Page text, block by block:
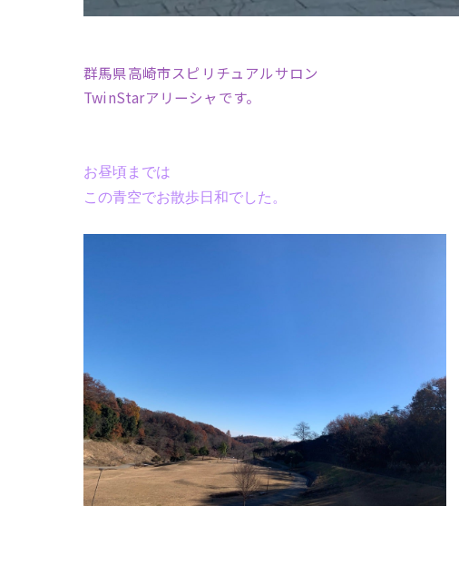
群馬県高崎市スピリチュアルサロン
TwinStarアリーシャです。
お昼頃までは
この青空でお散歩日和でした。